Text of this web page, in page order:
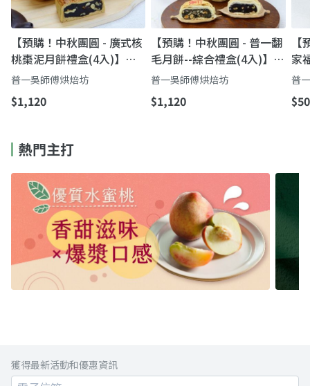
【預購！中秋團圓 - 廣式核
桃棗泥月餅禮盒(4入)】甜
而不膩・經典回歸｜港式廣
式雙棗紅豆核桃月餅（普一
吳師傅）
普一吳師傅烘焙坊
$1,120
【預購！中秋團圓 - 普一翻
毛月餅--綜合禮盒(4入)】蘇
式翻毛酥皮月餅｜36+層
「酥到骨子裡」的中秋名品
普一吳師傅烘焙坊
$1,120
家
古
湃
普
熱門主打
獲得最新活動和優惠資訊